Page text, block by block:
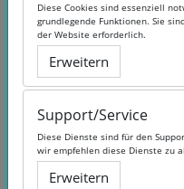
Ideen
und agiles
(#Ideen
Diese Cookies sind essenziell
grundlegende Funktionen. Sie
der Website erforderlich.
Erweitern
Support/Service
Diese Dienste sind für den
wir empfehlen diese Dienste zu
Erweitern
Diese Cookies sind essenziell
grundlegende Funktionen. Sie
der Website erforderlich.
Erweitern
Support/Service
Diese Dienste sind für den
wir empfehlen diese Dienste zu
Erweitern